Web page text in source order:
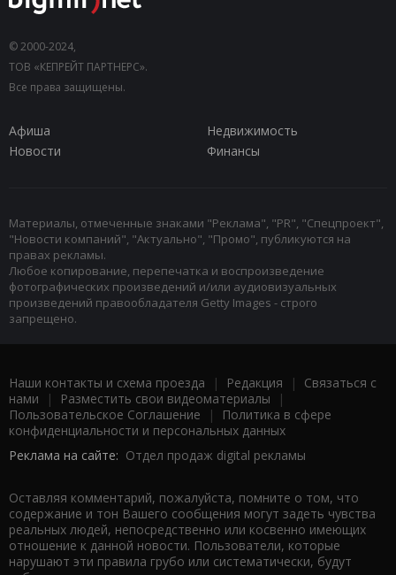
© 2000-2024,
ТОВ «КЕПРЕЙТ ПАРТНЕРС».
Все права защищены.
Афиша
Недвижимость
Новости
Финансы
Материалы, отмеченные знаками "Реклама", "PR", "Спецпроект",
"Новости компаний", "Актуально", "Промо", публикуются на
правах рекламы.
Любое копирование, перепечатка и воспроизведение
фотографических произведений и/или аудиовизуальных
произведений правообладателя Getty Images - строго
запрещено.
Наши контакты и схема проезда | Редакция | Связаться с
нами | Разместить свои видеоматериалы |
Пользовательское Соглашение |
Политика в сфере
конфиденциальности и персональных данных
Реклама на сайте: Отдел продаж digital рекламы
Оставляя комментарий, пожалуйста, помните о том, что
содержание и тон Вашего сообщения могут задеть чувства
реальных людей, непосредственно или косвенно имеющих
отношение к данной новости. Пользователи, которые
нарушают эти правила грубо или систематически, будут